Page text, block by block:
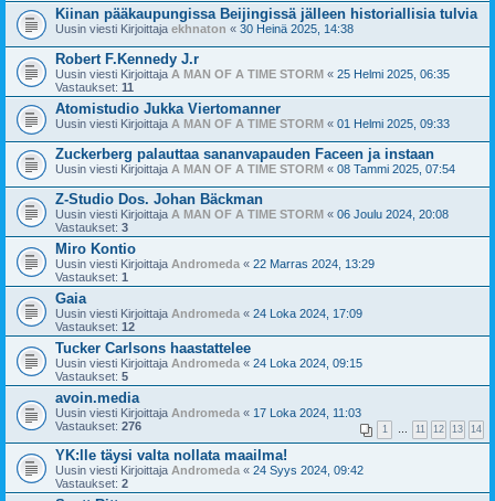
Kiinan pääkaupungissa Beijingissä jälleen historiallisia tulvia
Uusin viesti Kirjoittaja ekhnaton « 30 Heinä 2025, 14:38
Robert F.Kennedy J.r
Uusin viesti Kirjoittaja A MAN OF A TIME STORM « 25 Helmi 2025, 06:35
Vastaukset: 11
Atomistudio Jukka Viertomanner
Uusin viesti Kirjoittaja A MAN OF A TIME STORM « 01 Helmi 2025, 09:33
Zuckerberg palauttaa sananvapauden Faceen ja instaan
Uusin viesti Kirjoittaja A MAN OF A TIME STORM « 08 Tammi 2025, 07:54
Z-Studio Dos. Johan Bäckman
Uusin viesti Kirjoittaja A MAN OF A TIME STORM « 06 Joulu 2024, 20:08
Vastaukset: 3
Miro Kontio
Uusin viesti Kirjoittaja Andromeda « 22 Marras 2024, 13:29
Vastaukset: 1
Gaia
Uusin viesti Kirjoittaja Andromeda « 24 Loka 2024, 17:09
Vastaukset: 12
Tucker Carlsons haastattelee
Uusin viesti Kirjoittaja Andromeda « 24 Loka 2024, 09:15
Vastaukset: 5
avoin.media
Uusin viesti Kirjoittaja Andromeda « 17 Loka 2024, 11:03
Vastaukset: 276 1 … 11 12 13 14
YK:lle täysi valta nollata maailma!
Uusin viesti Kirjoittaja Andromeda « 24 Syys 2024, 09:42
Vastaukset: 2